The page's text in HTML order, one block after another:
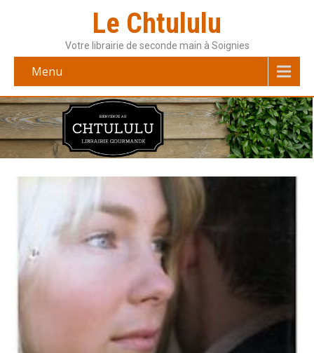
Le Chtululu
Votre librairie de seconde main à Soignies
Menu